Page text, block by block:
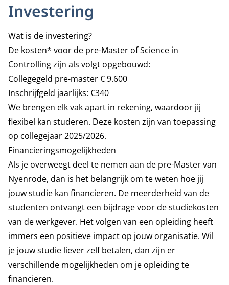
Investering
Wat is de investering?
De kosten* voor de pre-Master of Science in
Controlling zijn als volgt opgebouwd:
Collegegeld pre-master € 9.600
Inschrijfgeld jaarlijks: €340
We brengen elk vak apart in rekening, waardoor jij
flexibel kan studeren. Deze kosten zijn van toepassing
op collegejaar 2025/2026.
Financieringsmogelijkheden
Als je overweegt deel te nemen aan de pre-Master van
Nyenrode, dan is het belangrijk om te weten hoe jij
jouw studie kan financieren. De meerderheid van de
studenten ontvangt een bijdrage voor de studiekosten
van de werkgever. Het volgen van een opleiding heeft
immers een positieve impact op jouw organisatie. Wil
je jouw studie liever zelf betalen, dan zijn er
verschillende mogelijkheden om je opleiding te
financieren.